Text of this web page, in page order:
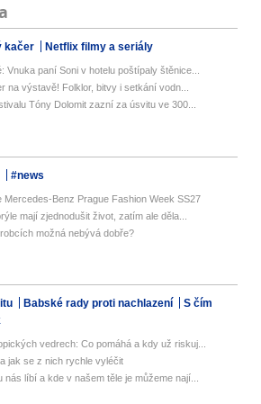
kačer Netflix filmy a seriály
Vnuka paní Soni v hotelu poštípaly štěnice...
na výstavě! Folklor, bitvy i setkání vodn...
Tóny Dolomit zazní za úsvitu ve 300...
#news
Benz Prague Fashion Week SS27
mají zjednodušit život, zatím ale děla...
možná nebývá dobře?
Babské rady proti nachlazení
S čím
vedrech: Co pomáhá a kdy už riskuj...
jak se z nich rychle vyléčit
líbí a kde v našem těle je můžeme nají...